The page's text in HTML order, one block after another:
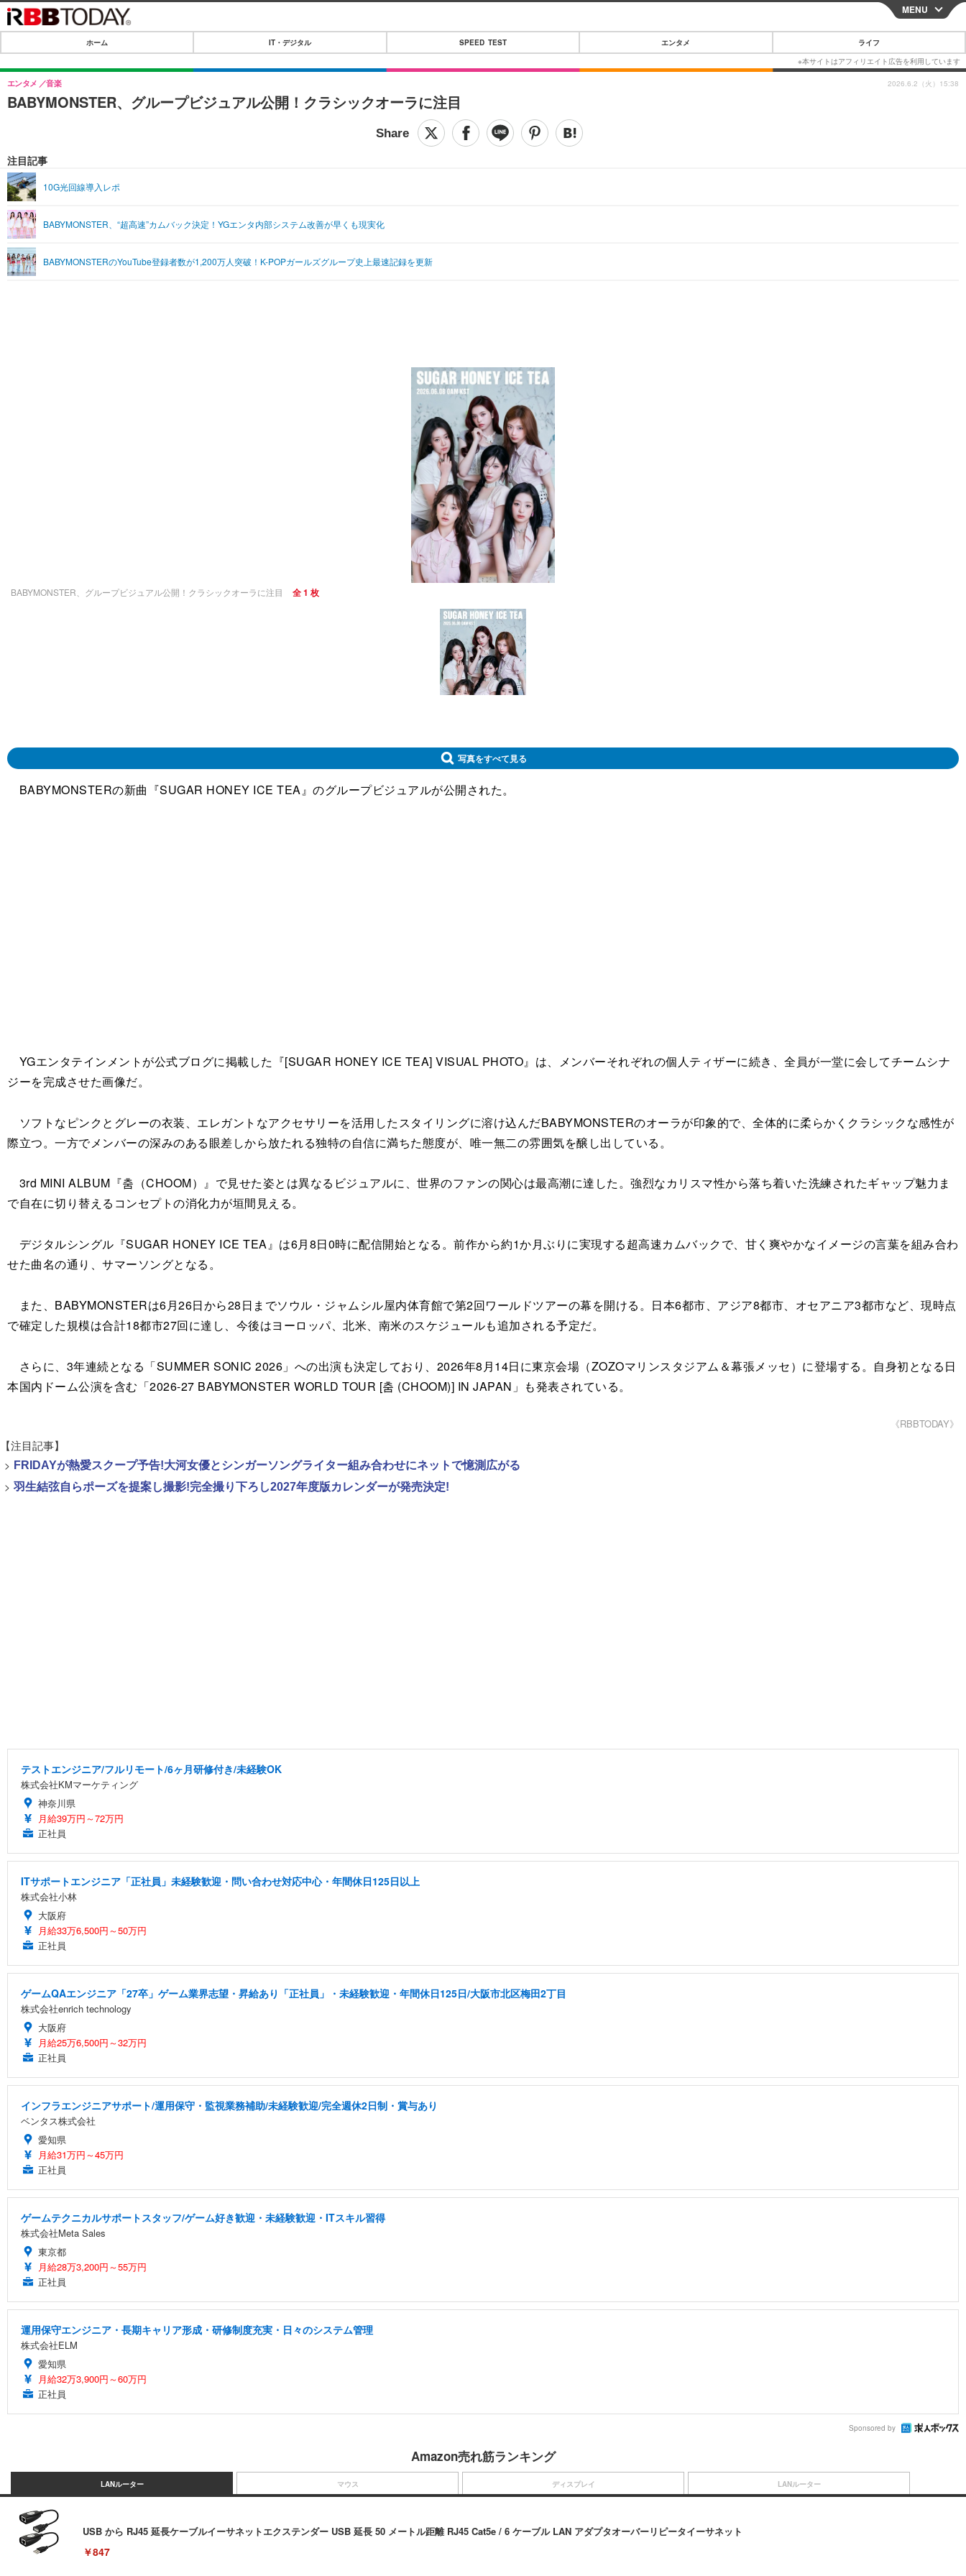
CLOSE
IT・デジタル
IT・デジタルTOP
SPEED TEST
音楽
ライフ
ペット
その他
リリース一覧
プッシュ通知の停止方法
MENU
ホーム IT・デジタル SPEED TEST エンタメ ライフ
BABYMONSTER、グループビジュアル公開！クラシックオーラに注目
エンタメ 音楽
注目記事
10G光回線導入レポ
BABYMONSTER、“超高速”カムバック決定！YGエンタ内部システム改善が早くも現実化
BABYMONSTERのYouTube登録者数が1,200万人突破！K-POPガールズグループ史上最速記録を更新
2026.6.2（火）15:38
BABYMONSTER、グループビジュアル公開！クラシックオーラに注目 全 1 枚
写真をすべて見る
BABYMONSTERの新曲『SUGAR HONEY ICE TEA』のグループビジュアルが公開された。
YGエンタテインメントが公式ブログに掲載した『[SUGAR HONEY ICE TEA] VISUAL PHOTO』は、メンバーそれぞれの個人ティザーに続き、全員が一堂に会してチームシナ
ジーを完成させた画像だ。
ソフトなピンクとグレーの衣装、エレガントなアクセサリーを活用したスタイリングに溶け込んだBABYMONSTERのオーラが印象的で、全体的に柔らかくクラシックな感性が
際立つ。一方でメンバーの深みのある眼差しから放たれる独特の自信に満ちた態度が、唯一無二の雰囲気を醸し出している。
3rd MINI ALBUM『춤（CHOOM）』で見せた姿とは異なるビジュアルに、世界のファンの関心は最高潮に達した。強烈なカリスマ性から落ち着いた洗練されたギャップ魅力ま
で自在に切り替えるコンセプトの消化力が垣間見える。
デジタルシングル『SUGAR HONEY ICE TEA』は6月8日0時に配信開始となる。前作から約1か月ぶりに実現する超高速カムバックで、甘く爽やかなイメージの言葉を組み合わ
せた曲名の通り、サマーソングとなる。
また、BABYMONSTERは6月26日から28日までソウル・ジャムシル屋内体育館で第2回ワールドツアーの幕を開ける。日本6都市、アジア8都市、オセアニア3都市など、現時点
で確定した規模は合計18都市27回に達し、今後はヨーロッパ、北米、南米のスケジュールも追加される予定だ。
さらに、3年連続となる「SUMMER SONIC 2026」への出演も決定しており、2026年8月14日に東京会場（ZOZOマリンスタジアム＆幕張メッセ）に登場する。自身初となる日
本国内ドーム公演を含む「2026-27 BABYMONSTER WORLD TOUR [춤 (CHOOM)] IN JAPAN」も発表されている。
《RBBTODAY》
【注目記事】
> FRIDAYが熱愛スクープ予告!大河女優とシンガーソングライター組み合わせにネットで憶測広がる
> 羽生結弦自らポーズを提案し撮影!完全撮り下ろし2027年度版カレンダーが発売決定!
テストエンジニア/フルリモート/6ヶ月研修付き/未経験OK
株式会社KMマーケティング
神奈川県
月給39万円～72万円
正社員
ITサポートエンジニア「正社員」未経験歓迎・問い合わせ対応中心・年間休日125日以上
株式会社小林
大阪府
月給33万6,500円～50万円
正社員
ゲームQAエンジニア「27卒」ゲーム業界志望・昇給あり「正社員」・未経験歓迎・年間休日125日/大阪市北区梅田2丁目
株式会社enrich technology
大阪府
月給25万6,500円～32万円
正社員
インフラエンジニアサポート/運用保守・監視業務補助/未経験歓迎/完全週休2日制・賞与あり
ベンタス株式会社
愛知県
月給31万円～45万円
正社員
ゲームテクニカルサポートスタッフ/ゲーム好き歓迎・未経験歓迎・ITスキル習得
株式会社Meta Sales
東京都
月給28万3,200円～55万円
正社員
運用保守エンジニア・長期キャリア形成・研修制度充実・日々のシステム管理
株式会社ELM
愛知県
月給32万3,900円～60万円
正社員
Sponsored by
Amazon売れ筋ランキング
LANルーター
USB から RJ45 延長ケーブルイーサネットエクステンダー USB 延長 50 メートル距離 RJ45 Cat5e / 6 ケーブル LAN アダプタオーバーリピータイーサネット
￥847
マウス ディスプレイ LANルーター